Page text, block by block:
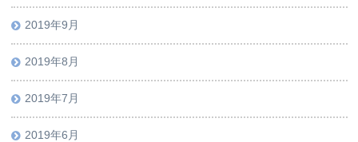
2019年9月
2019年8月
2019年7月
2019年6月